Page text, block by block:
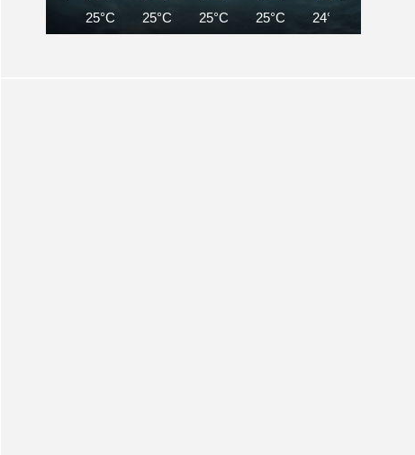
25°C 25°C 25°C 25°C 24°C